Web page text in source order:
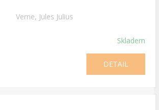
Verne, Jules Julius
Skladem
DETAIL